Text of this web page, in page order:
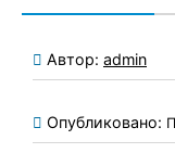
Автор: admin
Опубликовано: